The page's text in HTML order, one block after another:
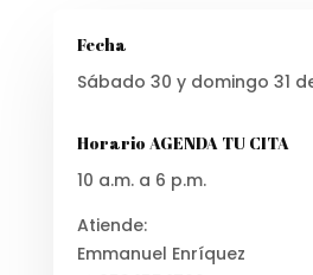
Fecha
Sábado 30 y domingo 31
Horario AGENDA TU CITA
10 a.m. a 6 p.m.
Atiende:
Emmanuel Enríquez